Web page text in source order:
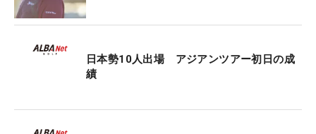
日本勢10人出場 アジアンツアー初日の成
績